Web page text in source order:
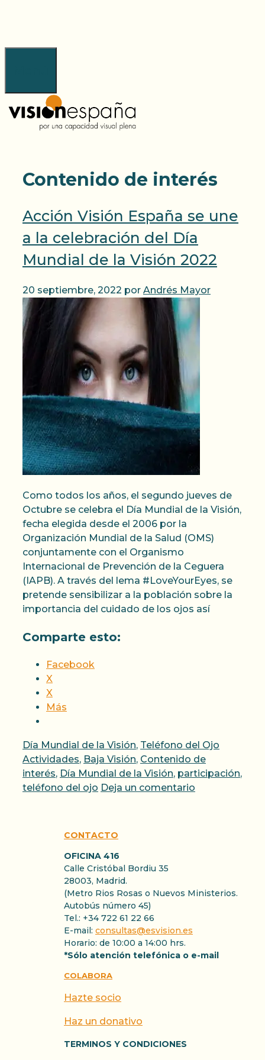
Contenido de interés
Acción Visión España se une
a la celebración del Día
Mundial de la Visión 2022
20 septiembre, 2022 por Andrés Mayor
Como todos los años, el segundo jueves de
Octubre se celebra el Día Mundial de la Visión,
fecha elegida desde el 2006 por la
Organización Mundial de la Salud (OMS)
conjuntamente con el Organismo
Internacional de Prevención de la Ceguera
(IAPB). A través del lema #LoveYourEyes, se
pretende sensibilizar a la población sobre la
importancia del cuidado de los ojos así
Comparte esto:
Facebook
X
X
Más
Categorías
Día Mundial de la Visión, Teléfono del Ojo
Actividades, Baja Visión, Contenido de
interés, Día Mundial de la Visión, participación,
teléfono del ojo Deja un comentario
CONTACTO
OFICINA 416
Calle Cristóbal Bordiu 35
28003, Madrid.
(Metro Rios Rosas o Nuevos Ministerios.
Autobús número 45)
Tel.: +34 722 61 22 66
E-mail: consultas@esvision.es
Horario: de 10:00 a 14:00 hrs.
*Sólo atención telefónica o e-mail
COLABORA
Hazte socio
Haz un donativo
TERMINOS Y CONDICIONES